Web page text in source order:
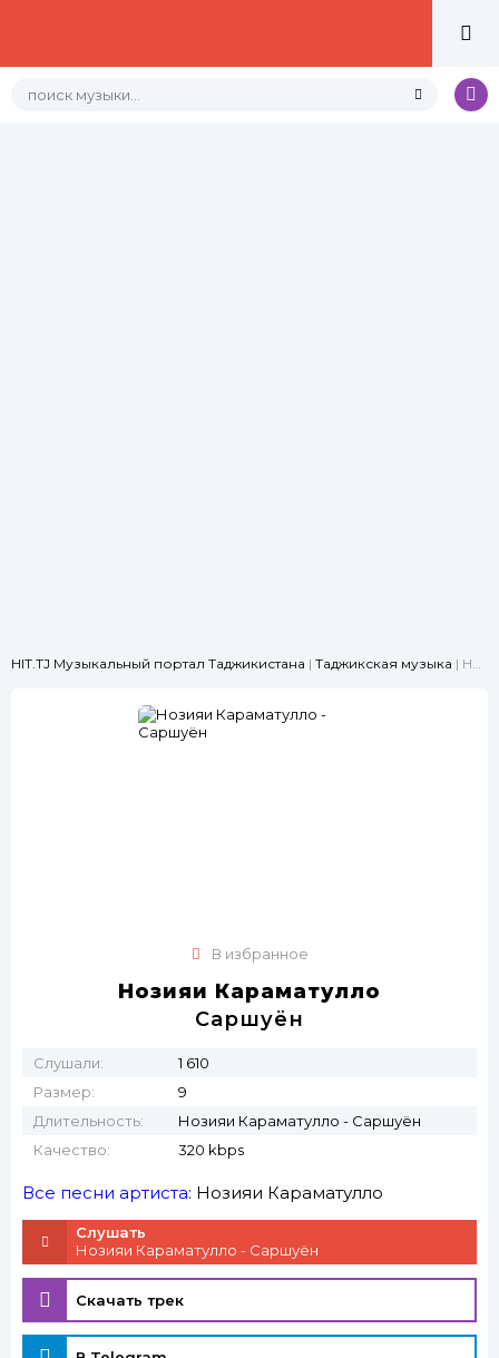
HIT.TJ Музыкальный портал Таджикистана | Таджикская музыка | Нозияи Караматулло - Саршуён
В избранное
Нозияи Караматулло
Саршуён
Слушали:
1 610
Размер:
9
Длительность:
Нозияи Караматулло - Саршуён
Качество:
320 kbps
Все песни артиста: Нозияи Караматулло
Слушать
Нозияи Караматулло - Саршуён
Скачать трек